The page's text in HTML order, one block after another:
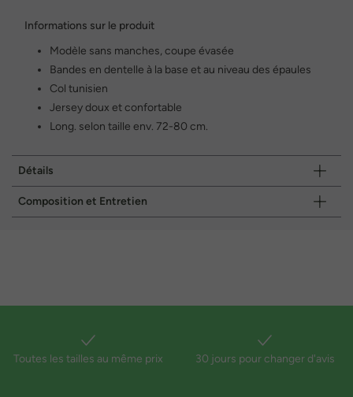
Informations sur le produit
Modèle sans manches, coupe évasée
Bandes en dentelle à la base et au niveau des épaules
Col tunisien
Jersey doux et confortable
Long. selon taille env. 72-80 cm.
Détails
Composition et Entretien
Toutes les tailles au même prix 30 jours pour changer d'avis